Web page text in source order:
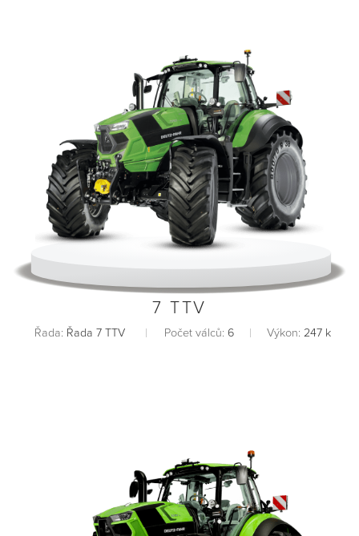
7 TTV
Řada: Řada 7 TTV Počet válců: 6 Výkon: 247 k